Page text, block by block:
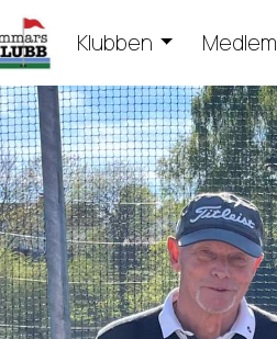
Klubben Medlem